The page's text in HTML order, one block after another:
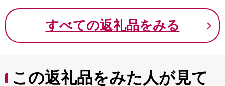
すべての返礼品をみる
この返礼品をみた人が見て